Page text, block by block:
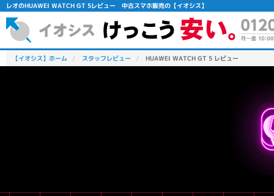
レオのHUAWEI WATCH GT 5レビュー 中古スマホ販売の【イオシス】
【イオシス】ホーム スタッフレビュー HUAWEI WATCH GT 5 レビュー